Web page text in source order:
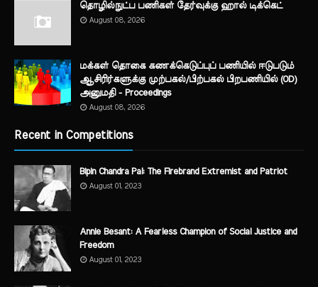
தொழில்நுட்ப பணிகள் தேர்வுக்கு ஹால் ​டிக்கெட்
August 08, 2026
மக்கள் தொகை கணக்கெடுப்புப் பணியில் ஈடுபடும்
ஆசிரிர்களுக்கு முற்பகல்/பிற்பகல் பிறபணியில் (OD)
அனுமதி - Proceedings
August 08, 2026
Recent in Competitions
Bipin Chandra Pal: The Firebrand Extremist and Patriot
August 01, 2023
Annie Besant: A Fearless Champion of Social Justice and
Freedom
August 01, 2023